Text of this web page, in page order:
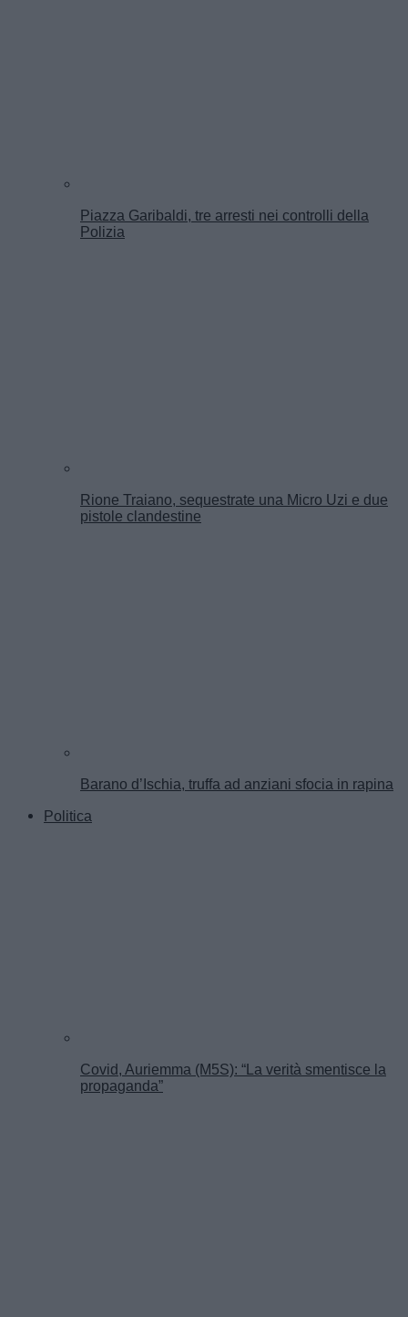
Piazza Garibaldi, tre arresti nei controlli della
Polizia
Rione Traiano, sequestrate una Micro Uzi e due
pistole clandestine
Barano d’Ischia, truffa ad anziani sfocia in rapina
Politica
Covid, Auriemma (M5S): “La verità smentisce la
propaganda”